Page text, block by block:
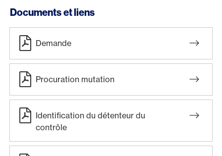
Documents et liens
Demande
Procuration mutation
Identification du détenteur du
contrôle